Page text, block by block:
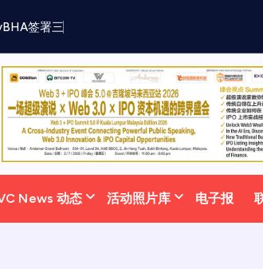
BHA签署三
News 动态 活动照片库 电子报